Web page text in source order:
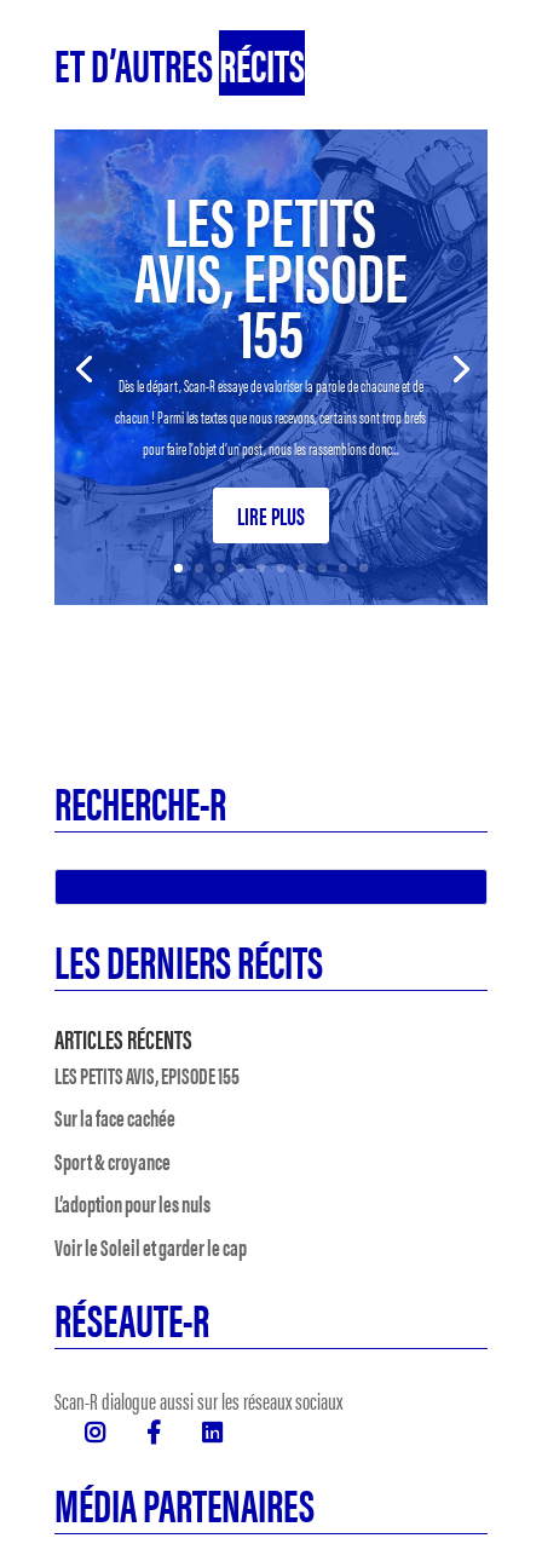
ET D’AUTRESRÉCITS
LES PETITS
AVIS, EPISODE
155
Dès le départ, Scan-R essaye de valoriser la parole de chacune et de
chacun ! Parmi les textes que nous recevons, certains sont trop brefs
pour faire l’objet d’un post, nous les rassemblons donc...
LIRE PLUS
RECHERCHE-R
LES DERNIERS RÉCITS
ARTICLES RÉCENTS
LES PETITS AVIS, EPISODE 155
Sur la face cachée
Sport & croyance
L’adoption pour les nuls
Voir le Soleil et garder le cap
RÉSEAUTE-R
Scan-R dialogue aussi sur les réseaux sociaux
MÉDIA PARTENAIRES